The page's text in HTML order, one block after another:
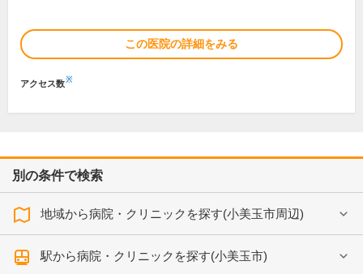
この医院の詳細をみる
アクセス数※
別の条件で検索
地域から病院・クリニックを探す(小美玉市周辺)
駅から病院・クリニックを探す(小美玉市)